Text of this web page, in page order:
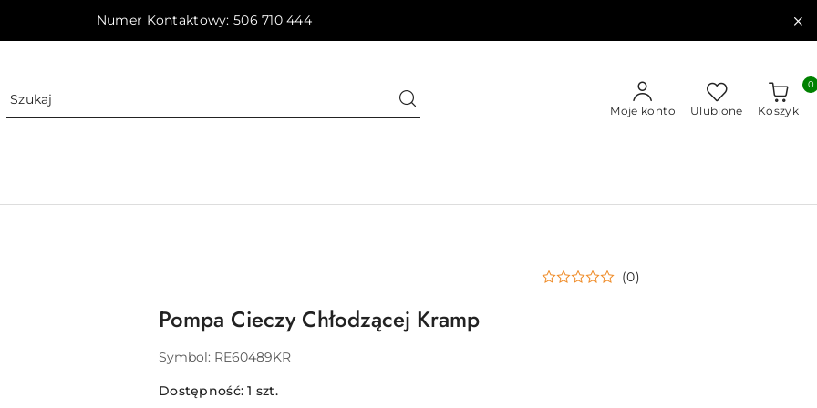
Numer Kontaktowy: 506 710 444
Moje konto Ulubione Koszyk
0
(0)
Pompa Cieczy Chłodzącej Kramp
Symbol: RE60489KR
Dostępność:1 szt.